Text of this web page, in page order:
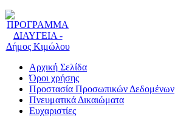
Αρχική Σελίδα
Όροι χρήσης
Προστασία Προσωπικών Δεδομένων
Πνευματικά Δικαιώματα
Ευχαριστίες